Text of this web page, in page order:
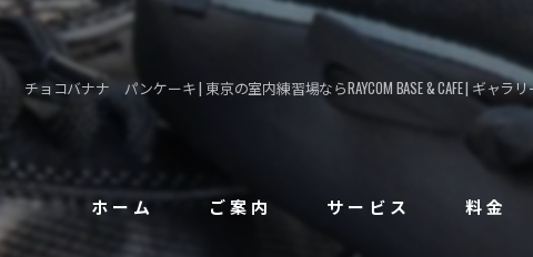
チョコバナナ パンケーキ | 東京の室内練習場ならRAYCOM BASE & CAFE | ギャラ
ホーム ご案内 サービス 料金